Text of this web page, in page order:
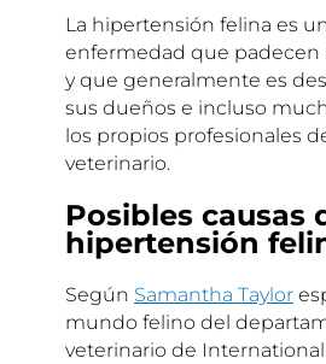
La hipertensión felina es
enfermedad que padecen
y que generalmente es
sus dueños e incluso
los propios profesionales
veterinario.
Posibles causas
hipertensión
Según Samantha Taylor
mundo felino del
veterinario de International